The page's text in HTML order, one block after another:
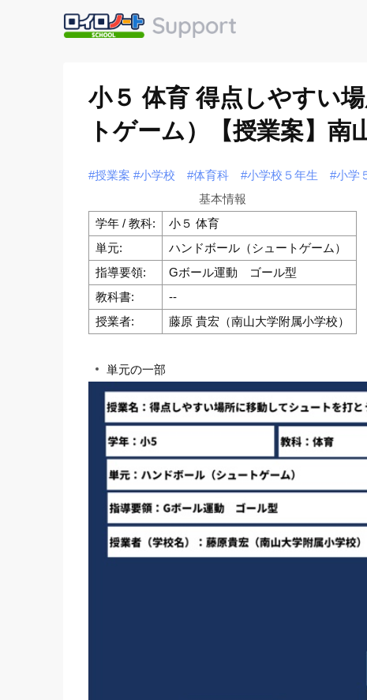
小５ 体育 得点しやすい
トゲーム）【授業案】南
#授業案 #小学校 #体育科 #小学校５年生 #小学
基本情報
学年 / 教科:
小５ 体育
単元:
ハンドボール（シュートゲーム）
指導要領:
Gボール運動 ゴール型
教科書:
--
授業者:
藤原 貴宏（南山大学附属小学校）
単元の一部